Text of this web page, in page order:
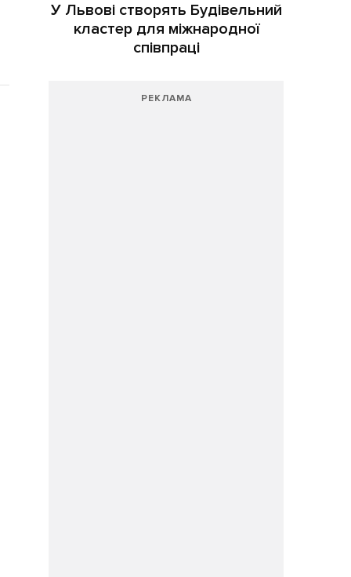
У Львові створять Будівельний
кластер для міжнародної
співпраці
РЕКЛАМА